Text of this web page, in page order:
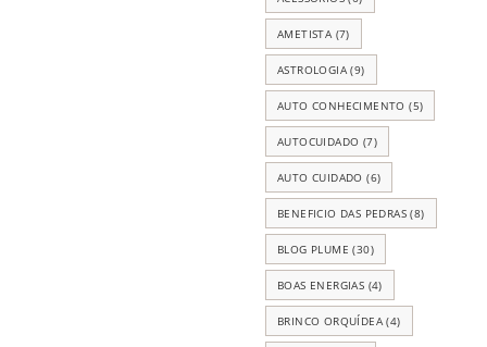
AMETISTA (7)
ASTROLOGIA (9)
AUTO CONHECIMENTO (5)
AUTOCUIDADO (7)
AUTO CUIDADO (6)
BENEFICIO DAS PEDRAS (8)
BLOG PLUME (30)
BOAS ENERGIAS (4)
BRINCO ORQUÍDEA (4)